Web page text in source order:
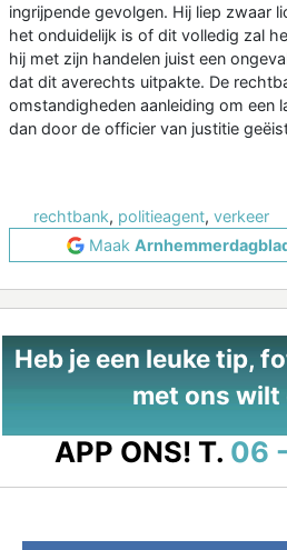
ingrijpende gevolgen. Hij liep zwaar
het onduidelijk is of dit volledig zal
hij met zijn handelen juist een
dat dit averechts uitpakte. De
omstandigheden aanleiding om een
dan door de officier van justitie
rechtbank, politieagent, verkeer
Maak
Heb je een leuke tip,
met ons wilt
APP ONS! T. 06